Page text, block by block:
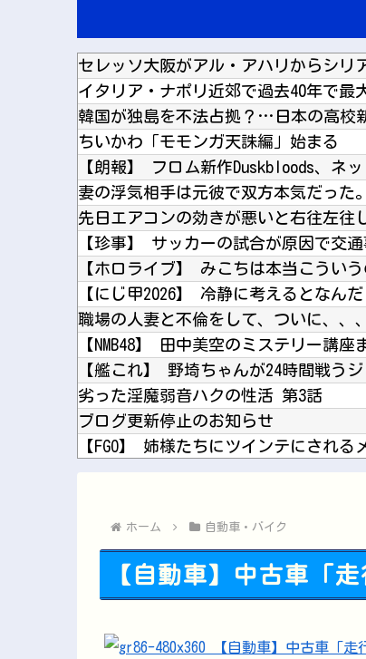
ちいかわ「モモンガ天誅編」始まる
先日エアコンの効きが悪いと右往左往
【珍事】 サッカーの試合が原因で交通
【ホロライブ】 みこちは本当こうい
【にじ甲2026】 冷静に考えるとなん
職場の人妻と不倫をして、ついに、、、
【NMB48】 田中美空のミステリー講
劣った淫魔弱音ハクの性活 第3話
ブログ更新停止のお知らせ
ホーム 自動車・バイク
【自動車】中古車「